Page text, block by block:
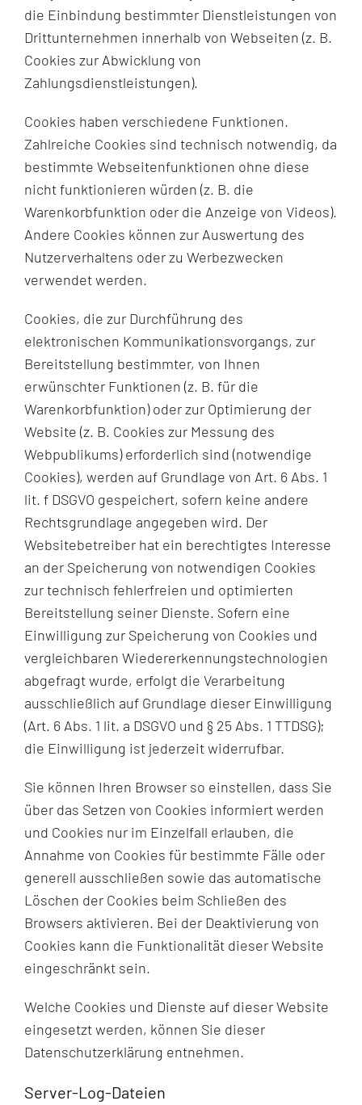
die Einbindung bestimmter Dienstleistungen von
Drittunternehmen innerhalb von Webseiten (z. B.
Cookies zur Abwicklung von
Zahlungsdienstleistungen).
Cookies haben verschiedene Funktionen.
Zahlreiche Cookies sind technisch notwendig, da
bestimmte Webseitenfunktionen ohne diese
nicht funktionieren würden (z. B. die
Warenkorbfunktion oder die Anzeige von Videos).
Andere Cookies können zur Auswertung des
Nutzerverhaltens oder zu Werbezwecken
verwendet werden.
Cookies, die zur Durchführung des
elektronischen Kommunikationsvorgangs, zur
Bereitstellung bestimmter, von Ihnen
erwünschter Funktionen (z. B. für die
Warenkorbfunktion) oder zur Optimierung der
Website (z. B. Cookies zur Messung des
Webpublikums) erforderlich sind (notwendige
Cookies), werden auf Grundlage von Art. 6 Abs. 1
lit. f DSGVO gespeichert, sofern keine andere
Rechtsgrundlage angegeben wird. Der
Websitebetreiber hat ein berechtigtes Interesse
an der Speicherung von notwendigen Cookies
zur technisch fehlerfreien und optimierten
Bereitstellung seiner Dienste. Sofern eine
Einwilligung zur Speicherung von Cookies und
vergleichbaren Wiedererkennungstechnologien
abgefragt wurde, erfolgt die Verarbeitung
ausschließlich auf Grundlage dieser Einwilligung
(Art. 6 Abs. 1 lit. a DSGVO und § 25 Abs. 1 TTDSG);
die Einwilligung ist jederzeit widerrufbar.
Sie können Ihren Browser so einstellen, dass Sie
über das Setzen von Cookies informiert werden
und Cookies nur im Einzelfall erlauben, die
Annahme von Cookies für bestimmte Fälle oder
generell ausschließen sowie das automatische
Löschen der Cookies beim Schließen des
Browsers aktivieren. Bei der Deaktivierung von
Cookies kann die Funktionalität dieser Website
eingeschränkt sein.
Welche Cookies und Dienste auf dieser Website
eingesetzt werden, können Sie dieser
Datenschutzerklärung entnehmen.
Server-Log-Dateien